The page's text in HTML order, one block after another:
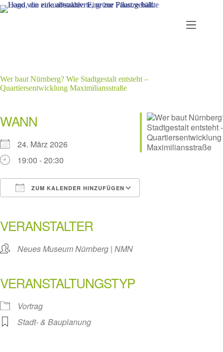
Zum
Inhalt
Wer baut Nürnberg? Wie Stadtgestalt entsteht –
Quartiersentwicklung Maximiliansstraße
WANN
24. März 2026
19:00 - 20:30
ZUM KALENDER HINZUFÜGEN
VERANSTALTER
Neues Museum Nürnberg | NMN
VERANSTALTUNGSTYP
Vortrag
Stadt- & Bauplanung